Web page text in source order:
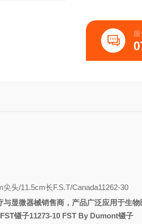
尖头/11.5cm长F.S.T/Canada11262-30
显微器械销售商，产品广泛应用于生物
镊子11273-10 FST By Dumont镊子